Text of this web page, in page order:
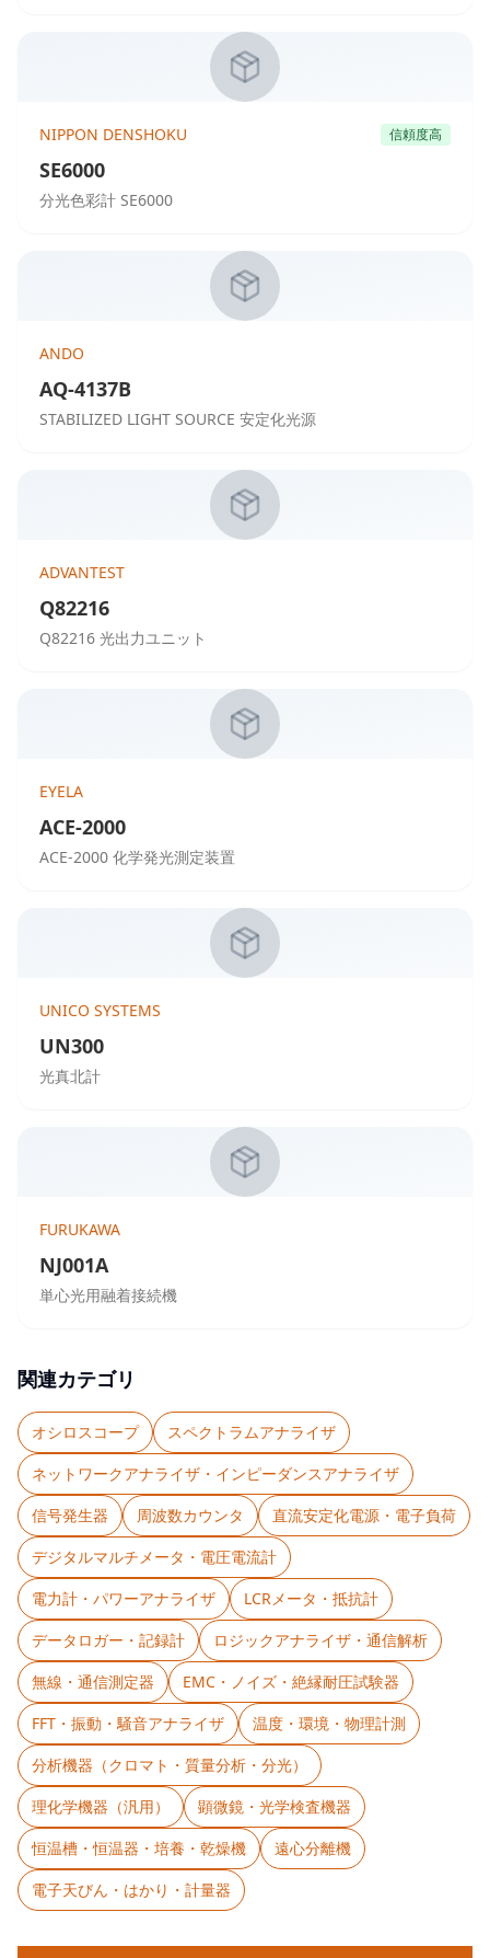
NIPPON DENSHOKU 信頼度高
SE6000
分光色彩計 SE6000
ANDO
AQ-4137B
STABILIZED LIGHT SOURCE 安定化光源
ADVANTEST
Q82216
Q82216 光出力ユニット
EYELA
ACE-2000
ACE-2000 化学発光測定装置
UNICO SYSTEMS
UN300
光真北計
FURUKAWA
NJ001A
単心光用融着接続機
関連カテゴリ
オシロスコープ
スペクトラムアナライザ
ネットワークアナライザ・インピーダンスアナライザ
信号発生器
周波数カウンタ
直流安定化電源・電子負荷
デジタルマルチメータ・電圧電流計
電力計・パワーアナライザ
LCRメータ・抵抗計
データロガー・記録計
ロジックアナライザ・通信解析
無線・通信測定器
EMC・ノイズ・絶縁耐圧試験器
FFT・振動・騒音アナライザ
温度・環境・物理計測
分析機器（クロマト・質量分析・分光）
理化学機器（汎用）
顕微鏡・光学検査機器
恒温槽・恒温器・培養・乾燥機
遠心分離機
電子天びん・はかり・計量器